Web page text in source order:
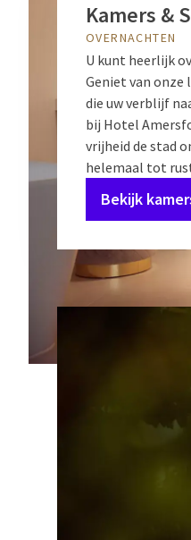
Kamers &
OVERNACHTEN
U kunt heerlijk
Geniet van onze
die uw verblijf
bij Hotel
vrijheid de stad
helemaal tot
Bekijk